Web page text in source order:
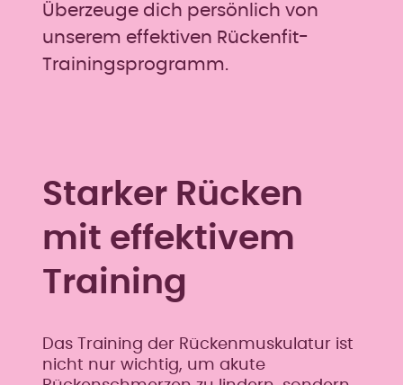
Überzeuge dich persönlich von
unserem effektiven Rückenfit-
Trainingsprogramm.
Starker Rücken
mit effektivem
Training
Das Training der Rückenmuskulatur ist
nicht nur wichtig, um akute